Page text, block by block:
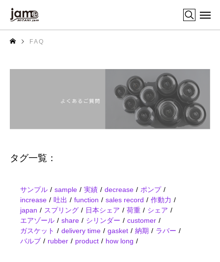
F A Q
タグ一覧：
サンプル sample 実績 decrease
ポンプ
increase
吐出 function sales record
作動力
japan
スプリング 日本シェア 荷重
シェア
エアゾール
share シリンダー
customer
ガスケット
delivery time gasket 納期
ラバー
バルブ
rubber product how long